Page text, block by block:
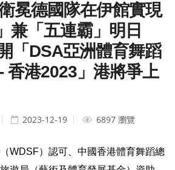
冕德國隊在伊館實現
兼「五連霸」明日
「DSA亞洲體育舞蹈
香港2023」港將爭上
2023-12-19 6897 瀏覽
WDSF）認可、中國香港體育舞蹈總